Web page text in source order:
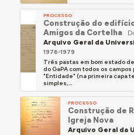
PROCESSO
Construção do
Amigos da Cortelha
Arquivo Geral da
1976-1979
Três pastas em bom estado
do GaPA com todos os
"Entidade" (na primeira capa
simples,...
PROCESSO
Construção de
Igreja Nova
Arquivo Geral da